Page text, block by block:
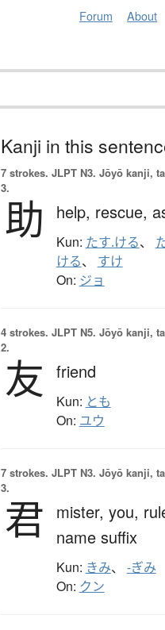
Forum About
Kanji in this
7 strokes. JLPT N3. Jōyō kanji,
3.
助 help, rescue,
Kun: たす.ける、
ける、 すけ
On: ジョ
4 strokes. JLPT N5. Jōyō kanji,
2.
友 friend
Kun: とも
On: ユウ
7 strokes. JLPT N3. Jōyō kanji,
3.
君 mister, you,
name suffix
Kun: きみ、 -ぎみ
On: クン